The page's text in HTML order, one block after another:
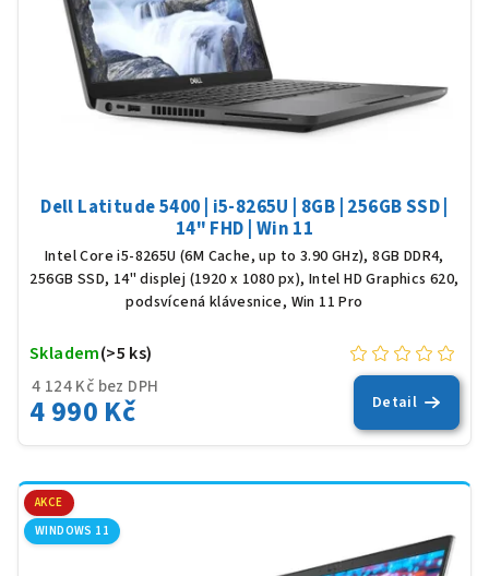
Dell Latitude 5400 | i5-8265U | 8GB | 256GB SSD |
14" FHD | Win 11
Intel Core i5-8265U (6M Cache, up to 3.90 GHz), 8GB DDR4,
256GB SSD, 14" displej (1920 x 1080 px), Intel HD Graphics 620,
podsvícená klávesnice, Win 11 Pro
4 124 Kč bez DPH
4 990 Kč
Skladem(>5 ks)
Detail
AKCE
WINDOWS 11